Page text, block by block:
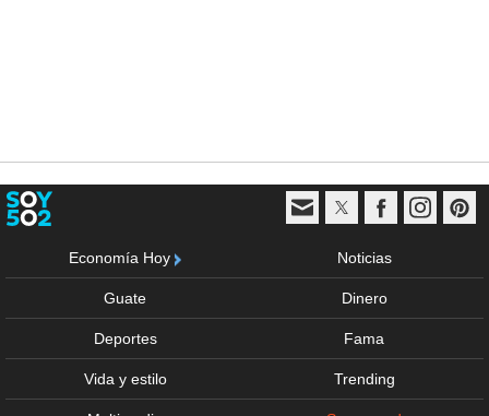
Economía Hoy Noticias
Guate Dinero
Deportes Fama
Vida y estilo Trending